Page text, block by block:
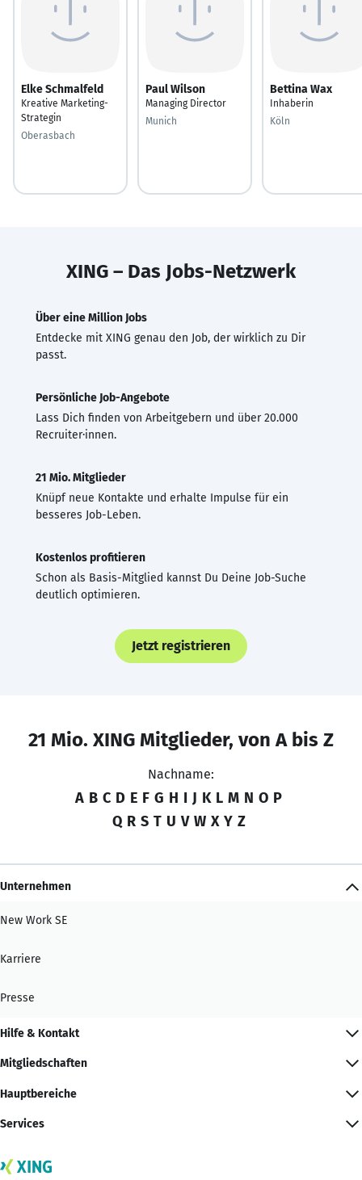
Elke Schmalfeld
Kreative Marketing-
Strategin
Oberasbach
Paul Wilson
Managing Director
Munich
Bettina Wax
Inhaberin
Köln
XING – Das Jobs-Netzwerk
Über eine Million Jobs
Entdecke mit XING genau den Job, der wirklich zu Dir
passt.
Persönliche Job-Angebote
Lass Dich finden von Arbeitgebern und über 20.000
Recruiter·innen.
21 Mio. Mitglieder
Knüpf neue Kontakte und erhalte Impulse für ein
besseres Job-Leben.
Kostenlos profitieren
Schon als Basis-Mitglied kannst Du Deine Job-Suche
deutlich optimieren.
Jetzt registrieren
21 Mio. XING Mitglieder, von A bis Z
Nachname:
A B C D E F G H I J K L M N O P
Q R S T U V W X Y Z
Unternehmen
New Work SE
Karriere
Presse
Hilfe & Kontakt
Mitgliedschaften
Hauptbereiche
Services